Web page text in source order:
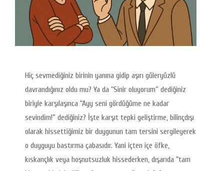
Hiç sevmediğiniz birinin yanına gidip aşırı güleryüzlü
davrandığınız oldu mu? Ya da “Sinir oluyorum” dediğiniz
biriyle karşılaşınca “Ayy seni gördüğüme ne kadar
sevindim!” dediğiniz? İşte karşıt tepki geliştirme, bilinçdışı
olarak hissettiğimiz bir duygunun tam tersini sergileyerek
o duyguyu bastırma çabasıdır. Yani içten içe öfke,
kıskançlık veya hoşnutsuzluk hissederken, dışarıda “tam